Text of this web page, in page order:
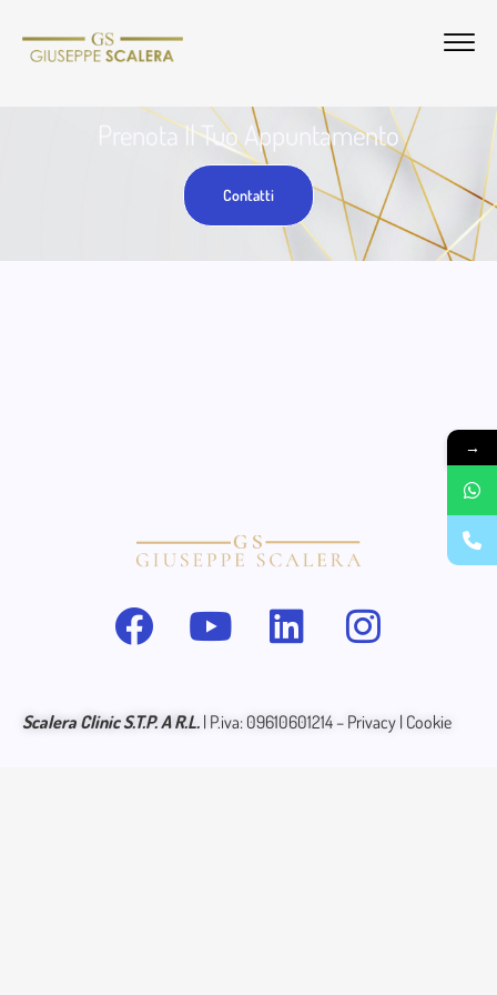
Prenota Il Tuo Appuntamento
Contatti
Scalera Clinic S.T.P. A R.L. | P.iva: 09610601214 – Privacy | Cookie
→